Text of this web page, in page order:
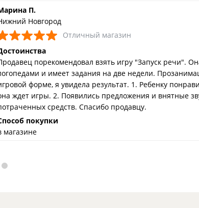
П.
Новгород
Отличный магазин
порекомендовал взять игру "Запуск речи".
и имеет задания на две недели.
форме, я увидела результат. 1. Ребенку
ждет игры. 2. Появились предложения и внятные
средств. Спасибо продавцу.
покупки
магазине